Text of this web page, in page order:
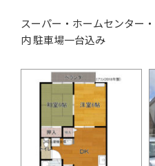
スーパー・ホームセンタ
内 駐車場一台込み